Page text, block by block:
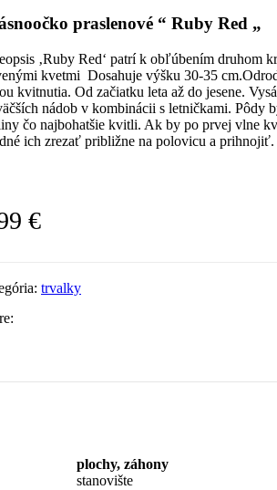
praslenové “ Ruby Red „
‚Ruby Red‘ patrí k obľúbením druhom
kvetmi Dosahuje výšku 30-35
kvitnutia. Od začiatku leta až do jesene.
nádob v kombinácii s letničkami. Pôdy
čo najbohatšie kvitli. Ak by po prvej vlne
ich zrezať približne na polovicu a prihnojiť.
€
trvalky
plochy, záhony
stanovište